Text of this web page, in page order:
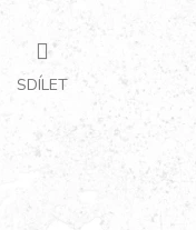
SDÍLET